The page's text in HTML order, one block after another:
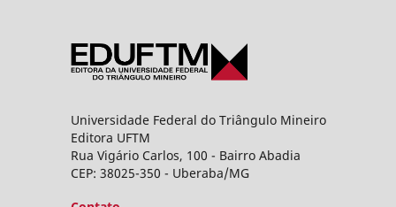
Universidade Federal do Triângulo Mineiro
Editora UFTM
Rua Vigário Carlos, 100 - Bairro Abadia
CEP: 38025-350 - Uberaba/MG